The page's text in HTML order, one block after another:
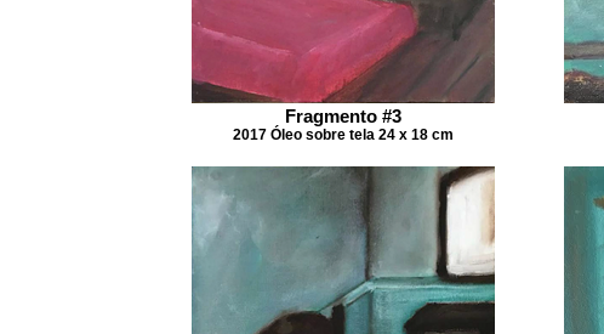
Fragmento #3
2017 Óleo sobre tela 24 x 18 cm